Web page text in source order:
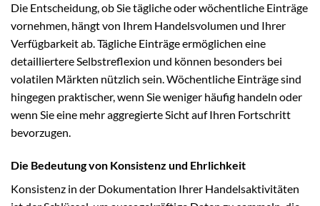
Die Entscheidung, ob Sie tägliche oder wöchentliche Einträge
vornehmen, hängt von Ihrem Handelsvolumen und Ihrer
Verfügbarkeit ab. Tägliche Einträge ermöglichen eine
detailliertere Selbstreflexion und können besonders bei
volatilen Märkten nützlich sein. Wöchentliche Einträge sind
hingegen praktischer, wenn Sie weniger häufig handeln oder
wenn Sie eine mehr aggregierte Sicht auf Ihren Fortschritt
bevorzugen.
Die Bedeutung von Konsistenz und Ehrlichkeit
Konsistenz in der Dokumentation Ihrer Handelsaktivitäten